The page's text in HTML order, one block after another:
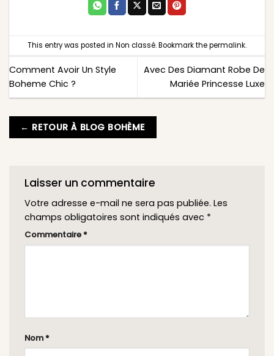
This entry was posted in Non classé. Bookmark thepermalink.
Comment Avoir Un Style
Boheme Chic ?
Avec Des Diamant Robe De
Mariée Princesse Luxe
← RETOUR À BLOG BOHÈME
Laisser un commentaire
Votre adresse e-mail ne sera pas publiée. Les
champs obligatoires sont indiqués avec *
Commentaire *
Nom *